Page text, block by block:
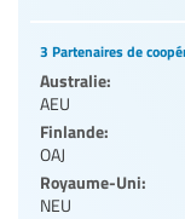
3 Partenaires de
Australie:
AEU
Finlande:
OAJ
Royaume-Uni:
NEU